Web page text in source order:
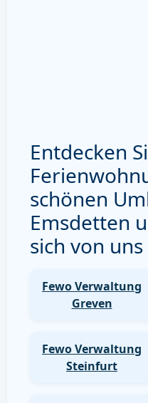
Entdecken
schönen
Emsdetten
sich von
Fewo Verwaltung
Greven
Fewo Verwaltung
Steinfurt